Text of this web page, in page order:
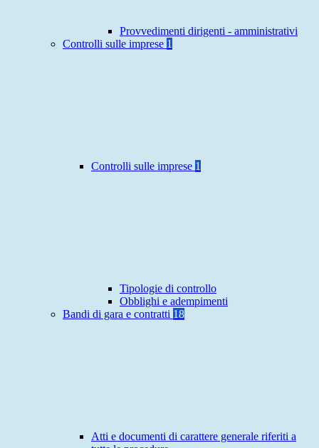
Provvedimenti dirigenti - amministrativi
Controlli sulle imprese 1
Controlli sulle imprese 1
Tipologie di controllo
Obblighi e adempimenti
Bandi di gara e contratti 18
Atti e documenti di carattere generale riferiti a